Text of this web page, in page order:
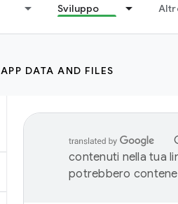
Sviluppo
APP DATA AND FILES
contenuti nella tua
potrebbero